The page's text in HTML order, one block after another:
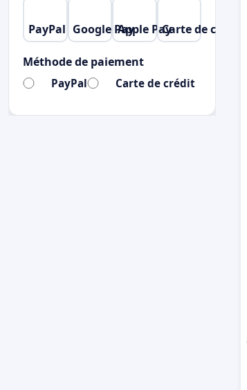
PayPal Google PayApple PayCarte de crédit
Méthode de paiement
PayPal Carte de crédit